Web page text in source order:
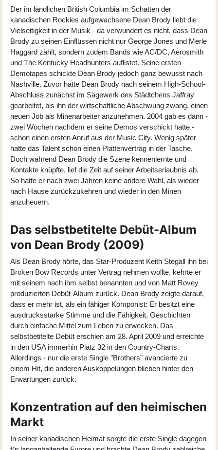
Der im ländlichen British Columbia im Schatten der
kanadischen Rockies aufgewachsene Dean Brody liebt die
Vielseitigkeit in der Musik - da verwundert es nicht, dass Dean
Brody zu seinen Einflüssen nicht nur George Jones und Merle
Haggard zählt, sondern zudem Bands wie AC/DC, Aerosmith
und The Kentucky Headhunters auflistet. Seine ersten
Demotapes schickte Dean Brody jedoch ganz bewusst nach
Nashville. Zuvor hatte Dean Brody nach seinem High-School-
Abschluss zunächst im Sägewerk des Städtchens Jaffray
gearbeitet, bis ihn der wirtschaftliche Abschwung zwang, einen
neuen Job als Minenarbeiter anzunehmen. 2004 gab es dann -
zwei Wochen nachdem er seine Demos verschickt hatte -
schon einen ersten Anruf aus der Music City. Wenig später
hatte das Talent schon einen Plattenvertrag in der Tasche.
Doch während Dean Brody die Szene kennenlernte und
Kontakte knüpfte, lief die Zeit auf seiner Arbeitserlaubnis ab.
So hatte er nach zwei Jahren keine andere Wahl, als wieder
nach Hause zurückzukehren und wieder in den Minen
anzuheuern.
Das selbstbetitelte Debüt-Album
von Dean Brody (2009)
Als Dean Brody hörte, das Star-Produzent Keith Stegall ihn bei
Broken Bow Records unter Vertrag nehmen wollte, kehrte er
mit seinem nach ihm selbst benannten und von Matt Rovey
produzierten Debüt-Album zurück. Dean Brody zeigte darauf,
dass er mehr ist, als ein fähiger Komponist: Er besitzt eine
ausdrucksstarke Stimme und die Fähigkeit, Geschichten
durch einfache Mittel zum Leben zu erwecken. Das
selbstbetitelte Debüt erschien am 28. April 2009 und erreichte
in den USA immerhin Platz 32 in den Country-Charts.
Allerdings - nur die erste Single "Brothers" avancierte zu
einem Hit, die anderen Auskoppelungen blieben hinter den
Erwartungen zurück.
Konzentration auf den heimischen
Markt
In seiner kanadischen Heimat sorgte die erste Single dagegen